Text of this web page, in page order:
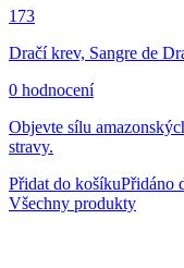
173
Dračí krev, Sangre de
0 hodnocení
Objevte sílu
stravy.
Přidat do košíkuPřidáno
Všechny produkty